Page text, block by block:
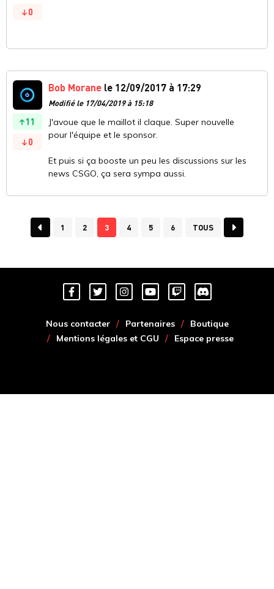
0
11
0
Bob Morane le 12/09/2017 à 17:29
Modifié le 17/04/2019 à 15:18
J'avoue que le maillot il claque. Super nouvelle
pour l'équipe et le sponsor.
Et puis si ça booste un peu les discussions sur les
news CSGO, ça sera sympa aussi.
1 2 3 4 5 6 TOUS
Nous contacter Partenaires
Boutique
Mentions légales et CGU
Espace presse